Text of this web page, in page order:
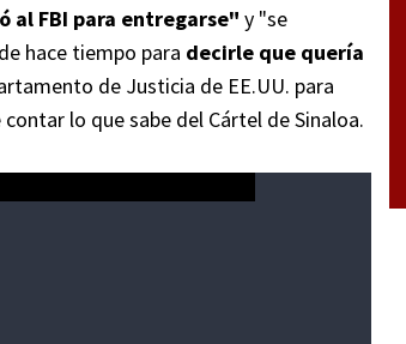
al FBI para entregarse" y "se
hace tiempo para decirle que quería
de Justicia de EE.UU. para
lo que sabe del Cártel de Sinaloa.